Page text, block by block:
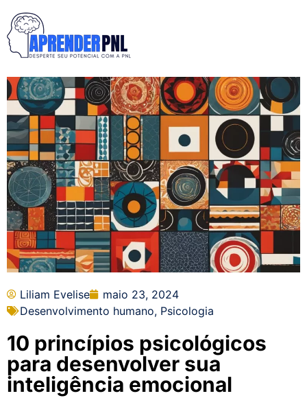
Liliam Evelise
maio 23, 2024
Desenvolvimento humano, Psicologia
10 princípios psicológicos
para desenvolver sua
inteligência emocional